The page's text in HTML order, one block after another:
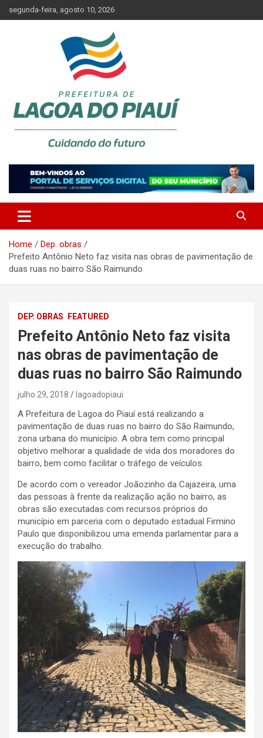
to
segunda-feira, agosto 10, 2026
PREFEITURA DE LAGOA DO
PIAUÍ
Home
Dep. obras
Prefeito Antônio Neto faz visita nas obras de pavimentação de
duas ruas no bairro São Raimundo
DEP. OBRAS FEATURED
Prefeito Antônio Neto faz visita
nas obras de pavimentação de
duas ruas no bairro São Raimundo
julho 29, 2018 lagoadopiaui
A Prefeitura de Lagoa do Piauí está realizando a
pavimentação de duas ruas no bairro do São Raimundo,
zona urbana do município. A obra tem como principal
objetivo melhorar a qualidade de vida dos moradores do
bairro, bem como facilitar o tráfego de veículos.
De acordo com o vereador Joãozinho da Cajazeira, uma
das pessoas à frente da realização ação no bairro, as
obras são executadas com recursos próprios do
município em parceria com o deputado estadual Firmino
Paulo que disponibilizou uma emenda parlamentar para a
execução do trabalho.